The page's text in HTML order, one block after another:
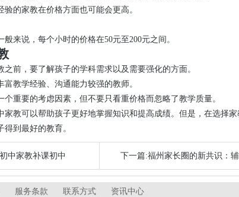
验的家教在价格方面也可能会更高。
来说，每个小时的价格在50元至200元之间。
之前，要了解孩子的学科需求以及需要强化的方面。
富教学经验、沟通能力较强的教师。
个重要的考虑因素，但不要只看重价格而忽略了教学质量。
家教可以帮助孩子更好地掌握知识和提高成绩。但是，在选择
到最好的教育。
中家教补课初中 下一篇:福州家长圈的新共识：
服务条款 联系方式 资讯中心